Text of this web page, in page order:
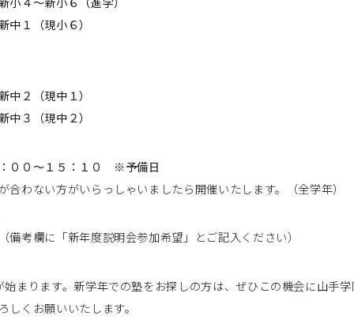
１（現小６）
２（現中１）
３（現中２）
００～１５：１０ ※予備日
わない方がいらっしゃいましたら開催いたします。（全学年）
（備考欄に「新年度説明会参加希望」とご記入ください）
始まります。新学年での塾をお探しの方は、ぜひこの機会に山手
しくお願いいたします。